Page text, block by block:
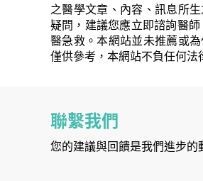
之醫學文章、內容、訊息所
疑問，建議您應立即諮詢醫
醫急救。本網站並未推薦或
僅供參考，本網站不負任何法
聯繫我們
您的建議與回饋是我們進步的